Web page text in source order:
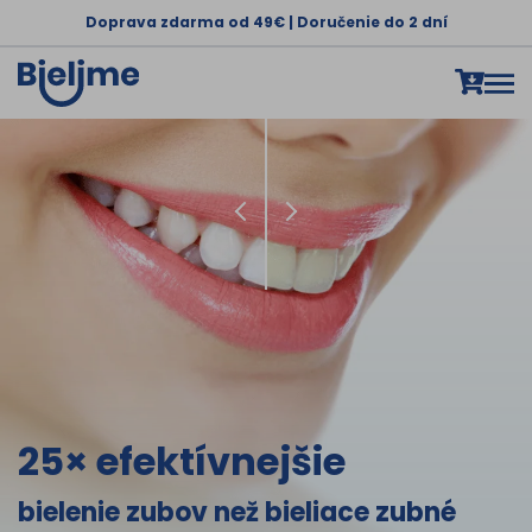
Doprava zdarma od 49€ | Doručenie do 2 dní
25× efektívnejšie
bielenie zubov než bieliace zubné